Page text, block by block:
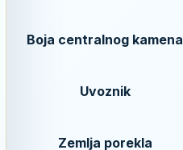
Boja centralnog kamena
Uvoznik
Zemlja porekla